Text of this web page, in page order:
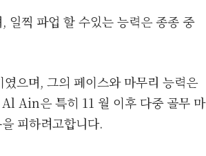
찍 파업 할 수있는 능력은 종종 중
으며, 그의 페이스와 마무리 능력은
Ain은 특히 11 월 이후 다중 골무 마
피하려고합니다.